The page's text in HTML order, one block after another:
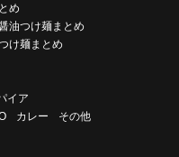
め
油つけ麺まとめ
け麺まとめ
イア
カレー その他